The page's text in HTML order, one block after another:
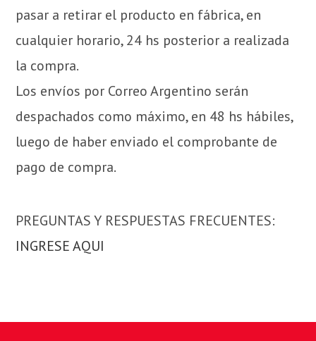
pasar a retirar el producto en fábrica, en
cualquier horario, 24 hs posterior a realizada
la compra.
Los envíos por Correo Argentino serán
despachados como máximo, en 48 hs hábiles,
luego de haber enviado el comprobante de
pago de compra.
PREGUNTAS Y RESPUESTAS FRECUENTES:
INGRESE AQUI